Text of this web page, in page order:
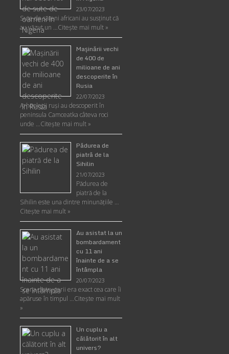
23/07/2023
Sute de săteni africani au susținut că
au văzut un …Citește mai mult »
Maşinării vechi
de 400 de
milioane de ani
descoperite în
Rusia
22/07/2023
Arheologii ruşi au descoperit în
peninsula Camceatka câteva roci
unde …Citește mai mult »
Pădurea de
piatră de la
Sihilin
21/07/2023
Pădurea de
piatră de la
Sihilin este una dintre minunăţiile …
Citește mai mult »
Au asistat la un
bombardament
cu 11 ani
înainte de a se
întâmpla
20/07/2023
Scena distrugerii era exact cea care îi
apăruse în timpul …Citește mai mult
»
Un cuplu a
călătorit în alt
univers?